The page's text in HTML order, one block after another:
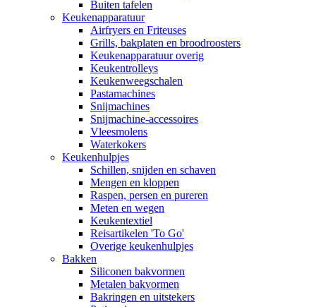
Buiten tafelen
Keukenapparatuur
Airfryers en Friteuses
Grills, bakplaten en broodroosters
Keukenapparatuur overig
Keukentrolleys
Keukenweegschalen
Pastamachines
Snijmachines
Snijmachine-accessoires
Vleesmolens
Waterkokers
Keukenhulpjes
Schillen, snijden en schaven
Mengen en kloppen
Raspen, persen en pureren
Meten en wegen
Keukentextiel
Reisartikelen 'To Go'
Overige keukenhulpjes
Bakken
Siliconen bakvormen
Metalen bakvormen
Bakringen en uitstekers